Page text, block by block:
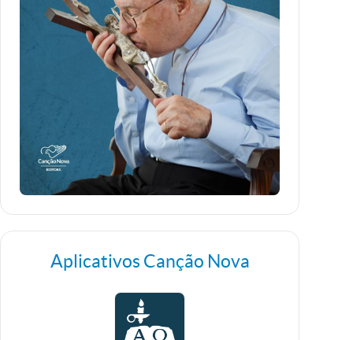
Aplicativos Canção Nova